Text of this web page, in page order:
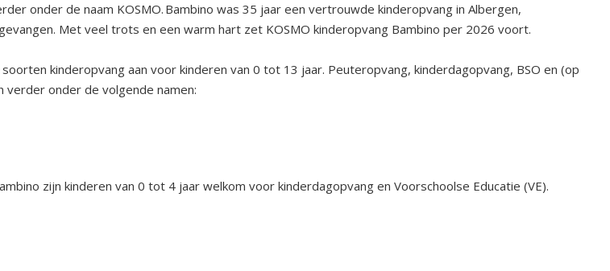
onder de naam KOSMO. Bambino was 35 jaar een vertrouwde kinderopvang in Albergen,
Met veel trots en een warm hart zet KOSMO kinderopvang Bambino per 2026 voort.
kinderopvang aan voor kinderen van 0 tot 13 jaar. Peuteropvang, kinderdagopvang, BSO en (op
verder onder de volgende namen:
zijn kinderen van 0 tot 4 jaar welkom voor kinderdagopvang en Voorschoolse Educatie (VE).